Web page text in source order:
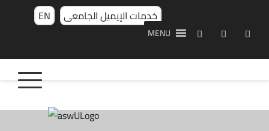
EN خدمات الإيميل الجامعى
MENU